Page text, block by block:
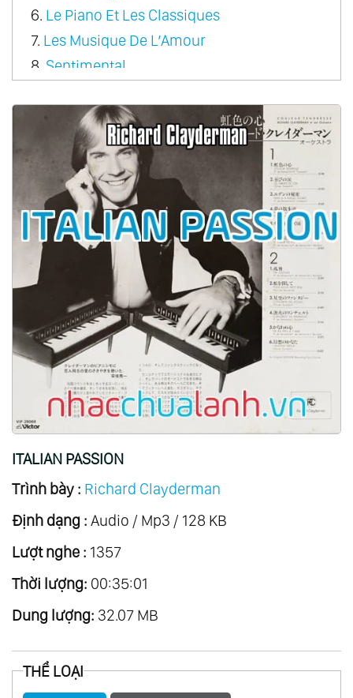
6. Le Piano Et Les Classiques
7. Les Musique De L’Amour
8. Sentimental
A Come Amore
A Dream Of Love
12. Couleur Tendresse
Le Premiere Cragnin D’Elsa
14.Fragile Heart
15. From Paris With Love
16.
Sonata Magic
The Classic Touch
Christmas
19.Romantic
20.Eleana
21.Songs Of Love
22. A Little Night Music
24.Thailand Mon Amour
25.Zodiacal Symphony
26.Anemos
27.Concerto
The Fantastic Movie Story Of Ennio
Morricone
30.Il Y A Toujours De Soleil ...au Dessus Des
Nuages
ITALIAN PASSION
Trình bày : Richard Clayderman
Định dạng : Audio / Mp3 / 128 KB
Lượt nghe : 1357
Thời lượng: 00:35:01
Dung lượng: 32.07 MB
THỂ LOẠI